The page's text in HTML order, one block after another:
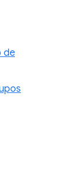
de